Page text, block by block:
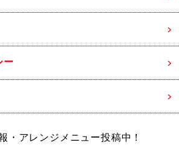
ー
・アレンジメニュー投稿中！